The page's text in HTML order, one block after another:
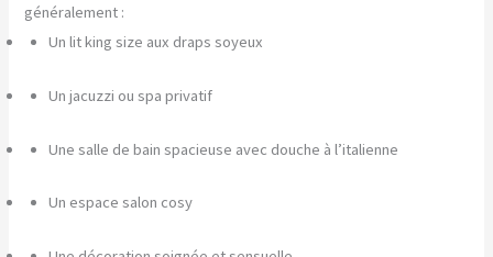
généralement :
Un lit king size aux draps soyeux
Un jacuzzi ou spa privatif
Une salle de bain spacieuse avec douche à l’italienne
Un espace salon cosy